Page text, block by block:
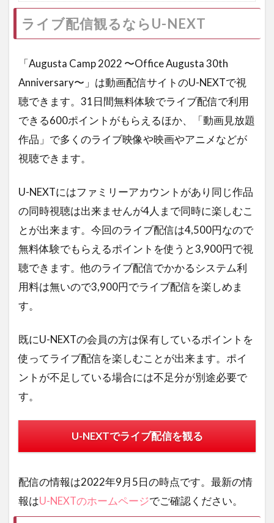
ライブ配信観るならU-NEXT
「Augusta Camp 2022 〜Office Augusta 30th
Anniversary〜」は動画配信サイトのU-NEXTで視
聴できます。31日間無料体験でライブ配信で利用
できる600ポイントがもらえるほか、「動画見放題
作品」で多くのライブ映像や映画やアニメなどが
視聴できます。
U-NEXTにはファミリーアカウントがあり同じ作品
の同時視聴は出来ませんが4人まで同時に楽しむこ
とが出来ます。今回のライブ配信は4,500円なので
無料体験でもらえるポイントを使うと3,900円で視
聴できます。他のライブ配信でかかるシステム利
用料は無いので3,900円でライブ配信を楽しめま
す。
既にU-NEXTの会員の方は保有しているポイントを
使ってライブ配信を楽しむことが出来ます。ポイ
ントが不足している場合には不足分が別途必要で
す。
U-NEXTでライブ配信を観る
配信の情報は2022年9月5日の時点です。最新の情
報はU-NEXTのホームページでご確認ください。